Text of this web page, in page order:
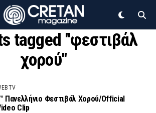
tagged "φεστιβάλ
χορού"
Πανελλήνιο Φεστιβάλ Χορού/Official
Clip